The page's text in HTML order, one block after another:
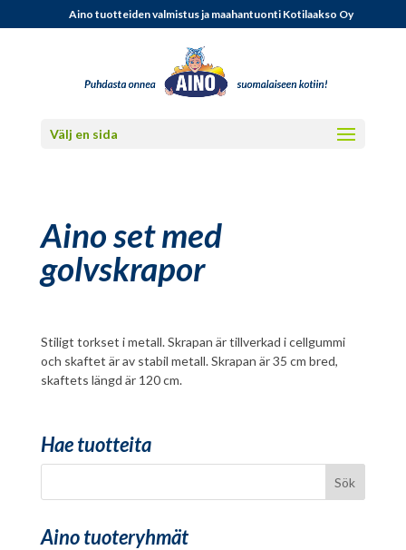
Aino tuotteiden valmistus ja maahantuonti Kotilaakso Oy
Välj en sida
Aino set med
golvskrapor
Stiligt torkset i metall. Skrapan är tillverkad i cellgummi
och skaftet är av stabil metall. Skrapan är 35 cm bred,
skaftets längd är 120 cm.
Hae tuotteita
Aino tuoteryhmät